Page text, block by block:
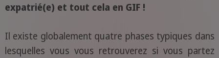
expatrié(e) et tout cela en GIF !
Il existe globalement quatre phases typiques dans
lesquelles vous vous retrouverez si vous partez